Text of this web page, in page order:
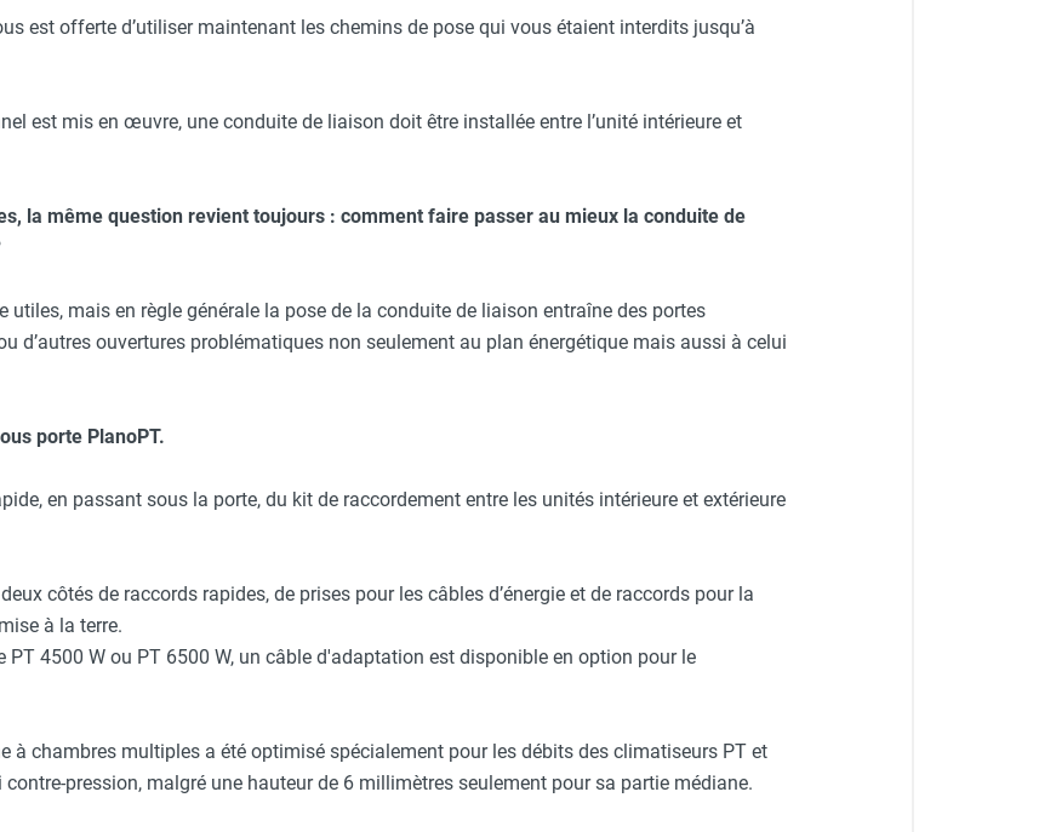
design AC 7000 - NOUVEAU GAZ R454C - DANTHERM
est offerte d’utiliser maintenant les chemins de pose qui vous étaient interdits jusqu’à
est mis en œuvre, une conduite de liaison doit être installée entre l’unité intérieure et
la même question revient toujours : comment faire passer au mieux la conduite de
utiles, mais en règle générale la pose de la conduite de liaison entraîne des portes
d’autres ouvertures problématiques non seulement au plan énergétique mais aussi à celui
porte PlanoPT.
en passant sous la porte, du kit de raccordement entre les unités intérieure et extérieure
côtés de raccords rapides, de prises pour les câbles d’énergie et de raccords pour la
à la terre.
PT 4500 W ou PT 6500 W, un câble d'adaptation est disponible en option pour le
à chambres multiples a été optimisé spécialement pour les débits des climatiseurs PT et
pression, malgré une hauteur de 6 millimètres seulement pour sa partie médiane.